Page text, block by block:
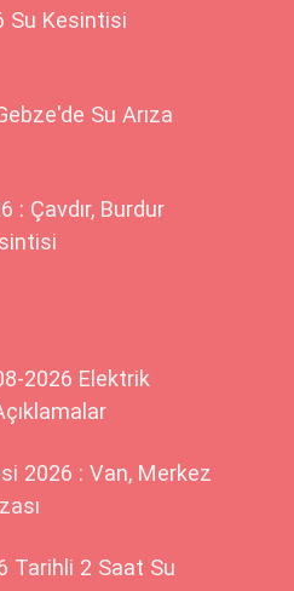
Su Kesintisi
Su Arıza
: Çavdır, Burdur
2026 Elektrik
2026 : Van, Merkez
Tarihli 2 Saat Su